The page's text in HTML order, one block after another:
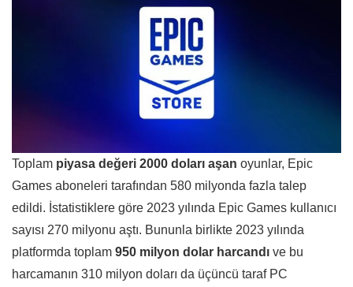
Toplam piyasa değeri 2000 doları aşan oyunlar, Epic
Games aboneleri tarafından 580 milyonda fazla talep
edildi. İstatistiklere göre 2023 yılında Epic Games kullanıcı
sayısı 270 milyonu aştı. Bununla birlikte 2023 yılında
platformda toplam 950 milyon dolar harcandı ve bu
harcamanın 310 milyon doları da üçüncü taraf PC